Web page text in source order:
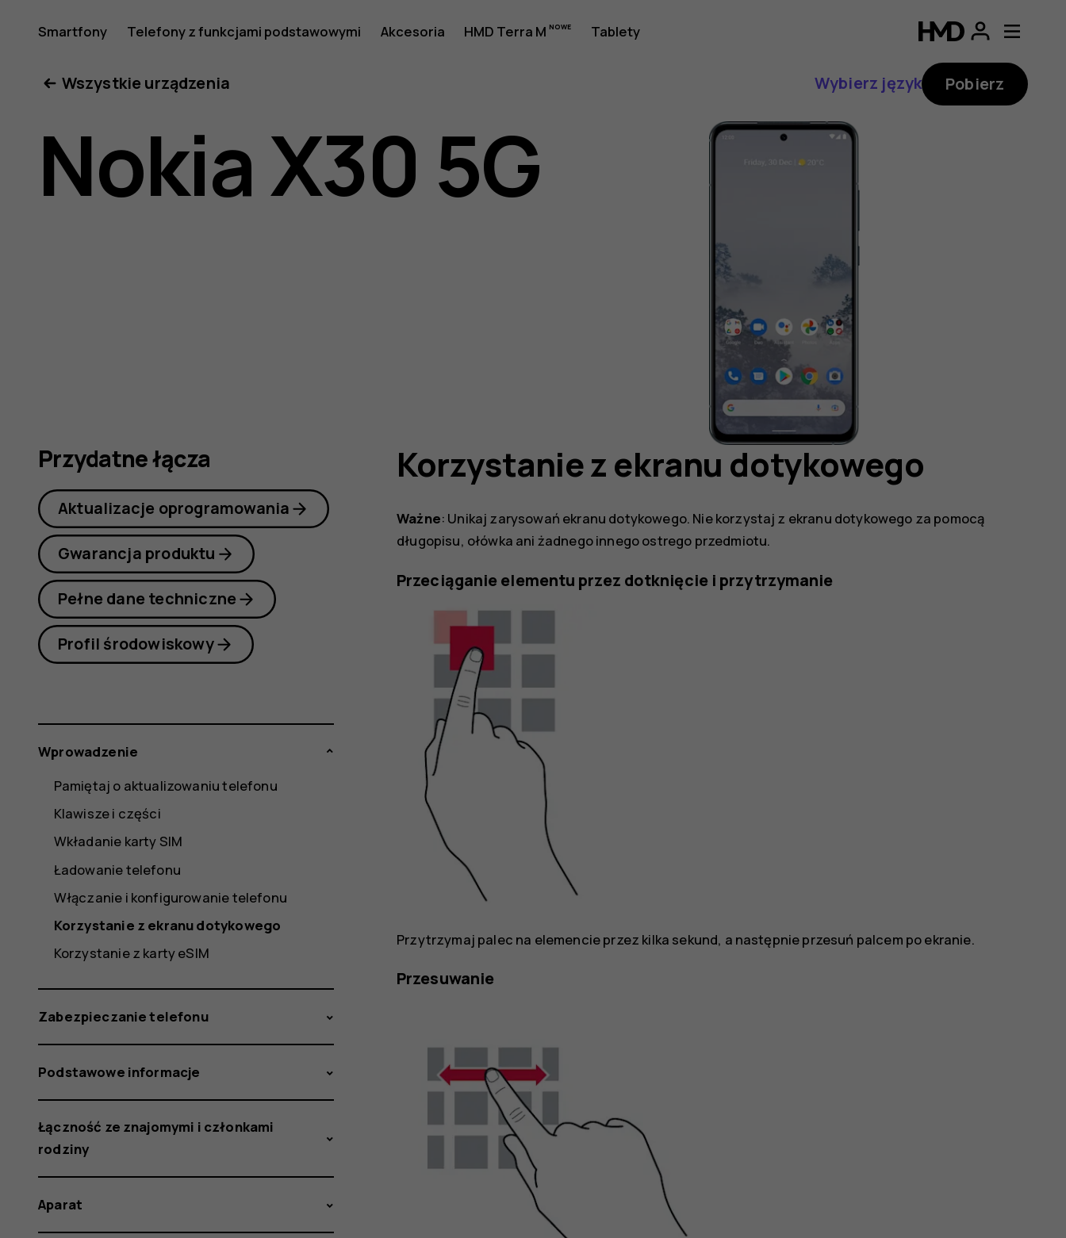
Nokia
X30
5G
obsługi
Smartfony Telefony z funkcjami podstawowymi Akcesoria HMD Terra M Tablety
Wszystkie urządzenia
Wybierz język Pobierz
Nokia X30 5G
Korzystanie z ekranu dotykowego
Ważne: Unikaj zarysowań ekranu dotykowego. Nie korzystaj z ekranu dotykowego za pomocą
długopisu, ołówka ani żadnego innego ostrego przedmiotu.
Przeciąganie elementu przez dotknięcie i przytrzymanie
Przytrzymaj palec na elemencie przez kilka sekund, a następnie przesuń palcem po ekranie.
Przesuwanie
Przydatne łącza
Aktualizacje oprogramowania
Gwarancja produktu
Pełne dane techniczne
Profil środowiskowy
Wprowadzenie
Pamiętaj o aktualizowaniu telefonu
Klawisze i części
Wkładanie karty SIM
Ładowanie telefonu
Włączanie i konfigurowanie telefonu
Korzystanie z ekranu dotykowego
Korzystanie z karty eSIM
Zabezpieczanie telefonu
Podstawowe informacje
Łączność ze znajomymi i członkami
rodziny
Aparat